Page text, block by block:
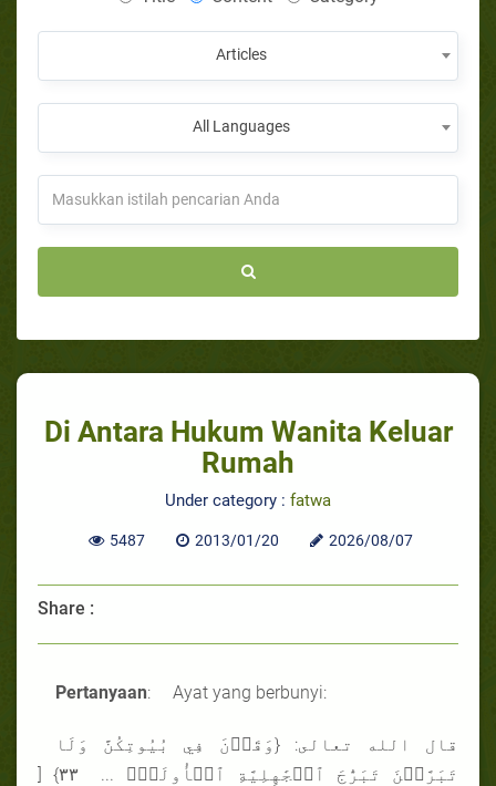
Articles
All Languages
Di Antara Hukum Wanita Keluar
Rumah
Under category : fatwa
5487 2013/01/20 2026/08/07
Share :
Pertanyaan: Ayat yang berbunyi:
قال الله تعالى: {وَقَرۡنَ فِي بُيُوتِكُنَّ وَلَا
تَبَرَّجۡنَ تَبَرُّجَ ٱلۡجَٰهِلِيَّةِ ٱلۡأُولَىٰۖ ... ٣٣} [